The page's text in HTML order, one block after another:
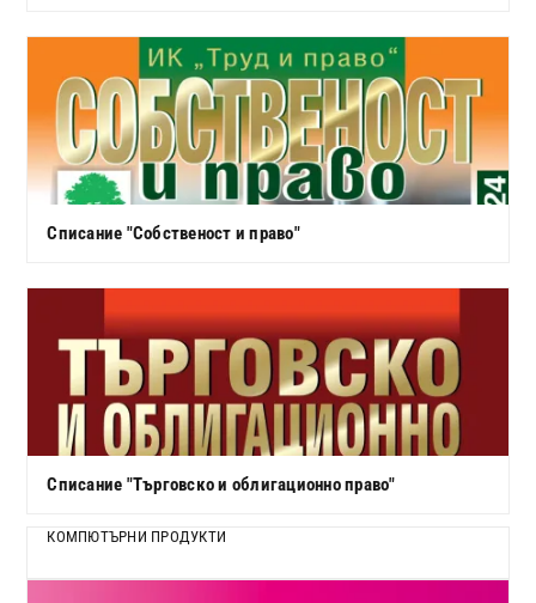
Списание "Собственост и право"
Списание "Търговско и облигационно право"
КОМПЮТЪРНИ ПРОДУКТИ